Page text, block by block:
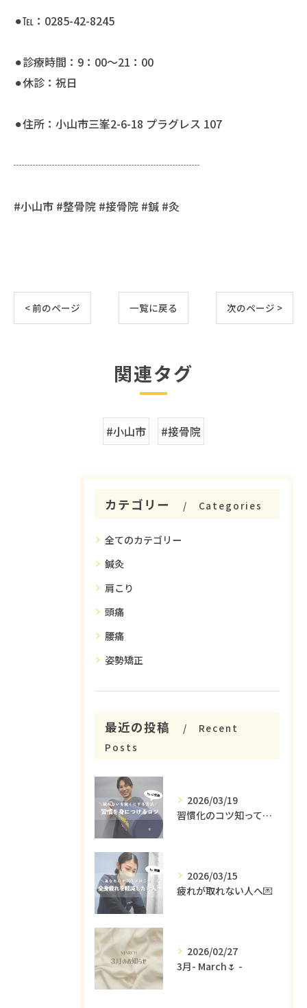
⚫︎℡：0285-42-8245
⚫︎診療時間：9：00〜21：00
⚫︎休診：祝日
⚫︎住所：小山市三峯2-6-18 プラグレス 107
┈┈┈┈┈┈┈┈┈┈┈┈┈┈┈┈┈
#小山市 #整骨院 #接骨院 #鍼 #灸
< 前のページ 一覧に戻る 次のページ >
関連タグ
#小山市 #接骨院
カテゴリー Categories
全てのカテゴリー
鍼灸
肩こり
頭痛
腰痛
姿勢矯正
最近の投稿
Recent
Posts
2026/03/19
習慣化のコツ知ってる😳？
2026/03/15
疲れが取れない人へ💌
2026/02/27
3月- March🌷 -